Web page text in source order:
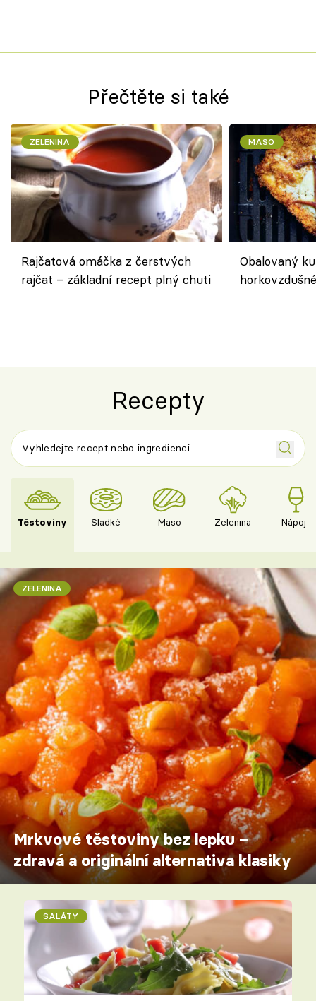
Přečtěte si také
ZELENINA
Rajčatová omáčka z čerstvých
rajčat – základní recept plný chuti
MASO
Obalovaný
Recepty
Těstoviny Sladké Maso Zelenina Nápoje
ZELENINA
Mrkvové těstoviny bez lepku –
zdravá a originální alternativa klasiky
SALÁTY